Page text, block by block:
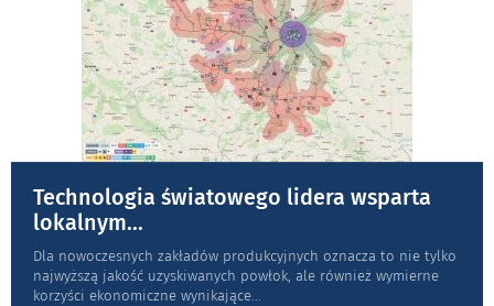
Technologia światowego lidera wsparta
lokalnym...
Dla nowoczesnych zakładów produkcyjnych oznacza to nie tylko
najwyższą jakość uzyskiwanych powłok, ale również wymierne
korzyści ekonomiczne wynikające...